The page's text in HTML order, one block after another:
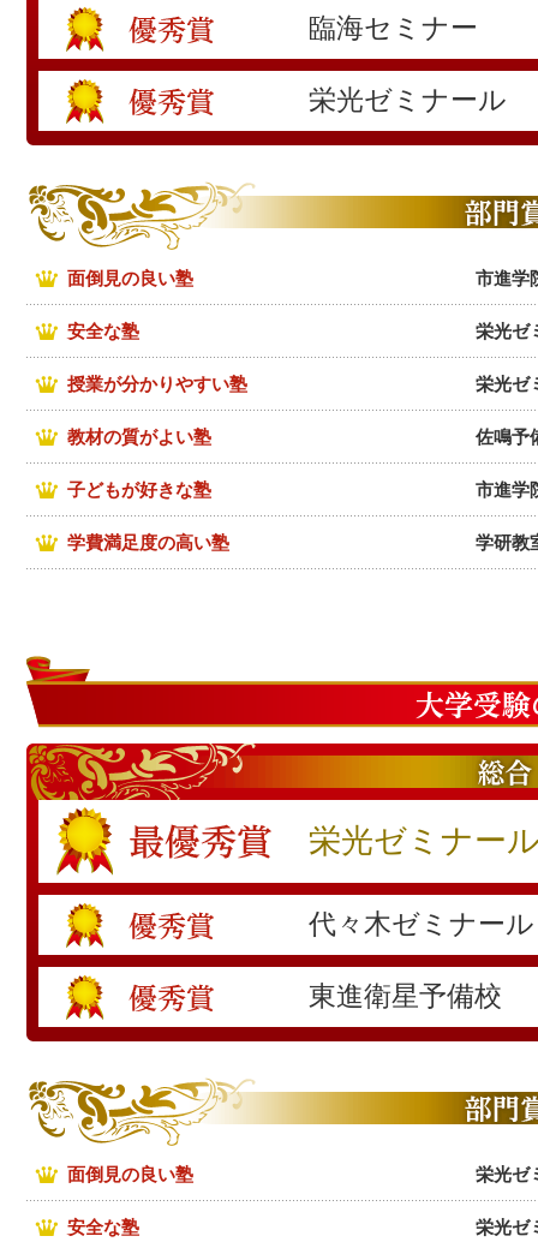
臨海セミナー
栄光ゼミナール
面倒見の良い塾 市進学
安全な塾 栄光ゼ
授業が分かりやすい塾 栄光ゼ
教材の質がよい塾 佐鳴予
子どもが好きな塾 市進学
学費満足度の高い塾 学研教
栄光ゼミナー
代々木ゼミナール
東進衛星予備校
面倒見の良い塾 栄光ゼ
安全な塾 栄光ゼ